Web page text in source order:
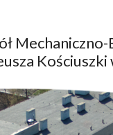
Kościuszki